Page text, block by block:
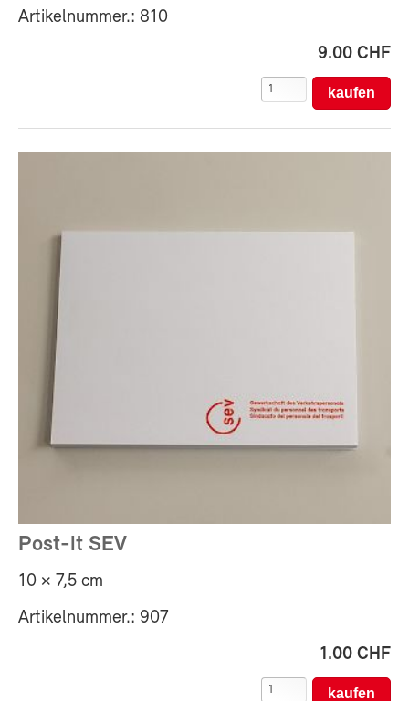
Artikelnummer.: 810
9.00 CHF
Post-it SEV
10 × 7,5 cm
Artikelnummer.: 907
1.00 CHF